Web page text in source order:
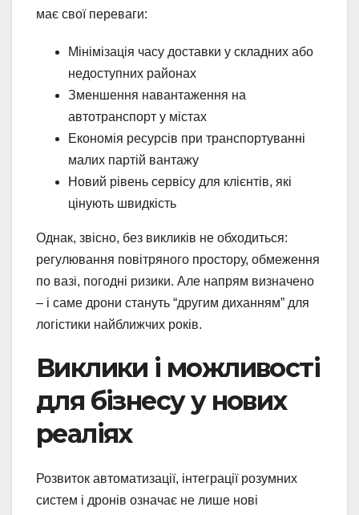
має свої переваги:
Мінімізація часу доставки у складних або
недоступних районах
Зменшення навантаження на
автотранспорт у містах
Економія ресурсів при транспортуванні
малих партій вантажу
Новий рівень сервісу для клієнтів, які
цінують швидкість
Однак, звісно, без викликів не обходиться:
регулювання повітряного простору, обмеження
по вазі, погодні ризики. Але напрям визначено
– і саме дрони стануть “другим диханням” для
логістики найближчих років.
Виклики і можливості
для бізнесу у нових
реаліях
Розвиток автоматизації, інтеграції розумних
систем і дронів означає не лише нові